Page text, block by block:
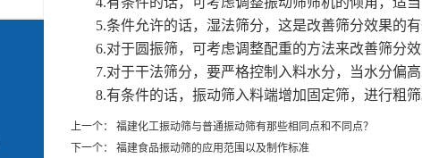
5.条件允许的话，湿法筛分，这是改善筛分效果的
6.对于圆振筛，可考虑调整配重的方法来改善筛分
7.对于干法筛分，要严格控制入料水分，当水分偏
8.有条件的话，振动筛入料端增加固定筛，进行粗
上一个：
福建化工振动筛与普通振动筛有那些相同点和不同点？
下一个：
福建食品振动筛的应用范围以及制作标准